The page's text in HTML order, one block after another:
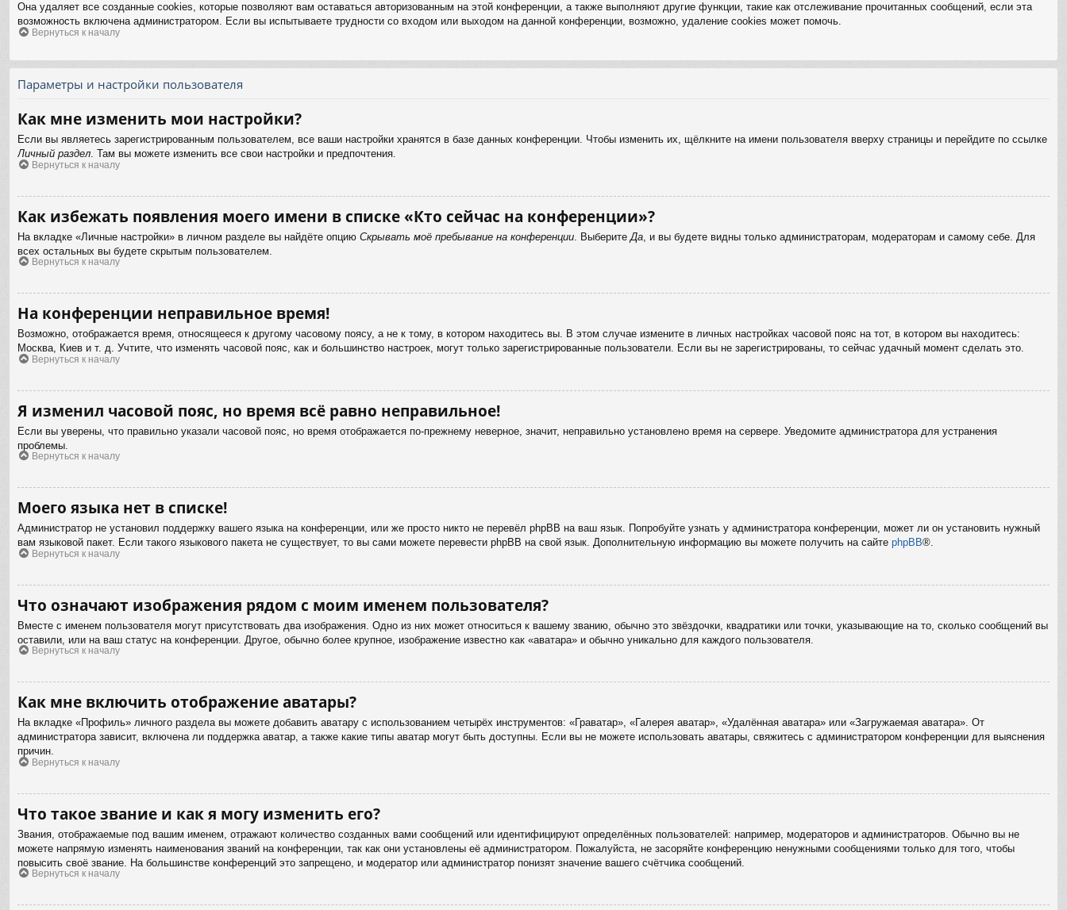
Она удаляет все созданные cookies, которые позволяют вам оставаться авторизованным на этой конференции, а также выполняют другие функции, такие как отслеживание прочитанных сообщений, если эта
возможность включена администратором. Если вы испытываете трудности со входом или выходом на данной конференции, возможно, удаление cookies может помочь.
Вернуться к началу
Параметры и настройки пользователя
Как мне изменить мои настройки?
Если вы являетесь зарегистрированным пользователем, все ваши настройки хранятся в базе данных конференции. Чтобы изменить их, щёлкните на имени пользователя вверху страницы и перейдите по ссылке
Личный раздел. Там вы можете изменить все свои настройки и предпочтения.
Вернуться к началу
Как избежать появления моего имени в списке «Кто сейчас на конференции»?
На вкладке «Личные настройки» в личном разделе вы найдёте опцию Скрывать моё пребывание на конференции . Выберите Да , и вы будете видны только администраторам, модераторам и самому себе. Для
всех остальных вы будете скрытым пользователем.
Вернуться к началу
На конференции неправильное время!
Возможно, отображается время, относящееся к другому часовому поясу, а не к тому, в котором находитесь вы. В этом случае измените в личных настройках часовой пояс на тот, в котором вы находитесь:
Москва, Киев и т. д. Учтите, что изменять часовой пояс, как и большинство настроек, могут только зарегистрированные пользователи. Если вы не зарегистрированы, то сейчас удачный момент сделать это.
Вернуться к началу
Я изменил часовой пояс, но время всё равно неправильное!
Если вы уверены, что правильно указали часовой пояс, но время отображается по-прежнему неверное, значит, неправильно установлено время на сервере. Уведомите администратора для устранения
проблемы.
Вернуться к началу
Моего языка нет в списке!
Администратор не установил поддержку вашего языка на конференции, или же просто никто не перевёл phpBB на ваш язык. Попробуйте узнать у администратора конференции, может ли он установить нужный
вам языковой пакет. Если такого языкового пакета не существует, то вы сами можете перевести phpBB на свой язык. Дополнительную информацию вы можете получить на сайте phpBB®.
Вернуться к началу
Что означают изображения рядом с моим именем пользователя?
Вместе с именем пользователя могут присутствовать два изображения. Одно из них может относиться к вашему званию, обычно это звёздочки, квадратики или точки, указывающие на то, сколько сообщений вы
оставили, или на ваш статус на конференции. Другое, обычно более крупное, изображение известно как «аватара» и обычно уникально для каждого пользователя.
Вернуться к началу
Как мне включить отображение аватары?
На вкладке «Профиль» личного раздела вы можете добавить аватару с использованием четырёх инструментов: «Граватар», «Галерея аватар», «Удалённая аватара» или «Загружаемая аватара». От
администратора зависит, включена ли поддержка аватар, а также какие типы аватар могут быть доступны. Если вы не можете использовать аватары, свяжитесь с администратором конференции для выяснения
причин.
Вернуться к началу
Что такое звание и как я могу изменить его?
Звания, отображаемые под вашим именем, отражают количество созданных вами сообщений или идентифицируют определённых пользователей: например, модераторов и администраторов. Обычно вы не
можете напрямую изменять наименования званий на конференции, так как они установлены её администратором. Пожалуйста, не засоряйте конференцию ненужными сообщениями только для того, чтобы
повысить своё звание. На большинстве конференций это запрещено, и модератор или администратор понизят значение вашего счётчика сообщений.
Вернуться к началу